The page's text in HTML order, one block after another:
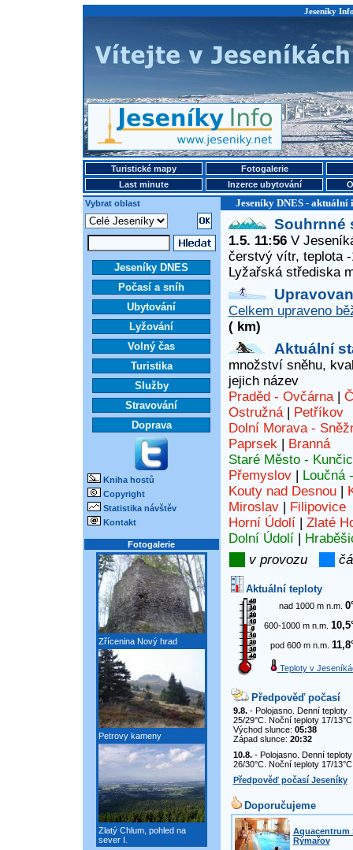
Jeseníky
Turistické mapy
Fotogalerie
Last minute
Inzerce ubytování
Vybrat oblast
Jeseníky DNES - aktuální
Jeseníky DNES
Počasí a sníh
Ubytování
Lyžování
Volný čas
Turistika
Služby
Stravování
Doprava
Kniha hostů
Copyright
Statistika návštěv
Kontakt
Fotogalerie
Zřícenina Nový hrad
Petrovy kameny
Zlatý Chlum, pohled na
sever I.
Souhrnné
1.5. 11:56V
čerstvý vítr, teplota
Lyžařská střediska
Celkem upraveno
( km)
Aktuální
množství sněhu,
jejich název
Praděd - Ovčárna|
Ostružná| Petříkov
Dolní Morava -
Paprsek| Branná
Staré Město -
Přemyslov| Loučná
Kouty nad Desnou|
Miroslav| Filipovice
Horní Údolí| Zlaté
Dolní Údolí|
v provozu
Aktuální teploty
nad 1000 m n.m.
600-1000 m n.m.
pod 600 m n.m.
Teploty v
Předpověď počasí
9.8.- Polojasno. Denní teploty
25/29°C. Noční teploty 17/
Východ slunce: 05:38
Západ slunce: 20:32
10.8.- Polojasno. Denní teploty
26/30°C. Noční teploty 17/
Předpověď počasí Jeseníky
Doporučujeme
Aquacentrum
Rýmařov